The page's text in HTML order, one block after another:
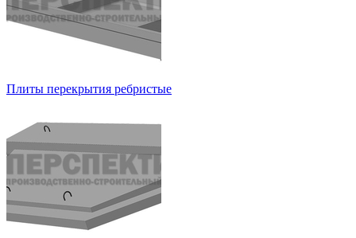
Плиты перекрытия ребристые